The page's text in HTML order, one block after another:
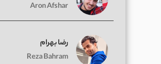
Aron Afshar
رضا بهرام
Reza Bahram